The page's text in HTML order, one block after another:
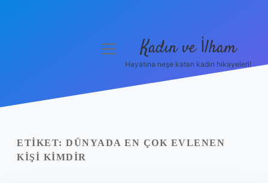
Yasal Uyarı
menüyü
Kadın ve İlham
Hayatına neşe katan kadın hikayeleri!
ETIKET: DÜNYADA EN ÇOK EVLENEN
KIŞI KIMDIR